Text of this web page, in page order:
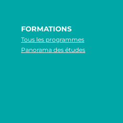
FORMATIONS
Tous les programmes
Panorama des études